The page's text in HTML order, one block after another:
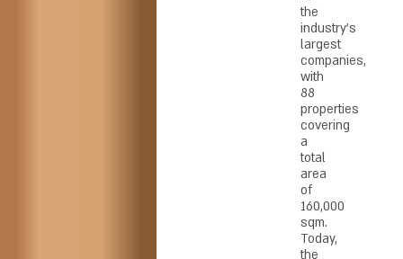
the
industry’s
largest
companies,
with
88
properties
covering
a
total
area
of
160,000
sqm.
Today,
the